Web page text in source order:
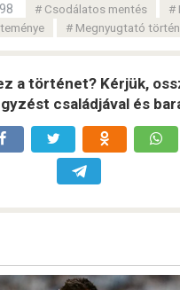
Csodálatos mentés
Megnyugtató
a történet? Kérjük,
családjával és